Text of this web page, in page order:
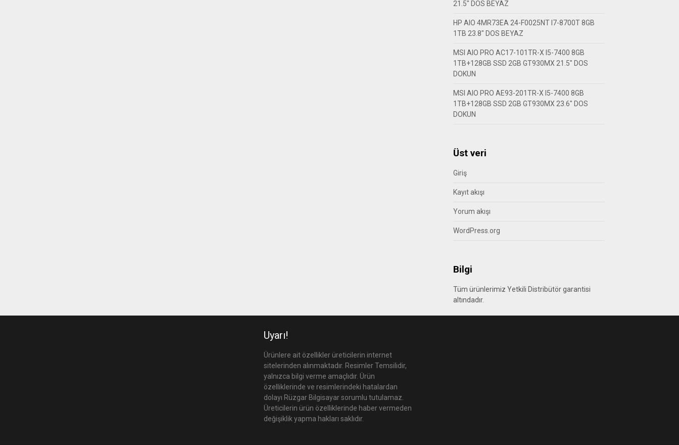
21.5″ DOS BEYAZ
HP AIO 4MR73EA 24-F0025NT I7-8700T 8GB
1TB 23.8″ DOS BEYAZ
MSI AIO PRO AC17-101TR-X I5-7400 8GB
1TB+128GB SSD 2GB GT930MX 21.5″ DOS
DOKUN
MSI AIO PRO AE93-201TR-X I5-7400 8GB
1TB+128GB SSD 2GB GT930MX 23.6″ DOS
DOKUN
Üst veri
Giriş
Kayıt akışı
Yorum akışı
WordPress.org
Bilgi
Tüm ürünlerimiz Yetkili Distribütör garantisi
altındadır.
Uyarı!
Ürünlere ait özellikler üreticilerin internet
sitelerinden alınmaktadır. Resimler Temsilidir,
yalnızca bilgi verme amaçlıdır. Ürün
özelliklerinde ve resimlerindeki hatalardan
dolayı Rüzgar Bilgisayar sorumlu tutulamaz.
Üreticilerin ürün özelliklerinde haber vermeden
değişiklik yapma hakları saklıdır.